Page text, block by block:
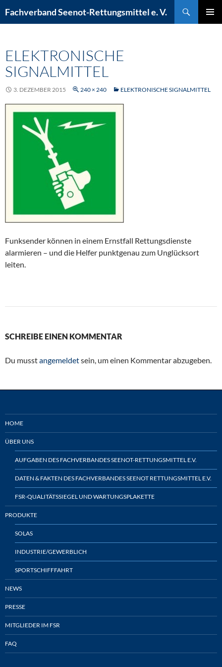
Inhalt
Fachverband Seenot-Rettungsmittel e. V.
ELEKTRONISCHE
SIGNALMITTEL
3. DEZEMBER 2015 240 × 240 ELEKTRONISCHE SIGNALMITTEL
Funksender können in einem Ernstfall Rettungsdienste
alarmieren – und die Helfer punktgenau zum Unglücksort
leiten.
SCHREIBE EINEN KOMMENTAR
Du musstangemeldetsein, um einen Kommentar abzugeben.
HOME
ÜBER UNS
AUFGABEN DES FACHVERBANDES SEENOT-RETTUNGSMITTEL E.V.
DATEN & FAKTEN DES FACHVERBANDES SEENOT RETTUNGSMITTEL E.V.
FSR-QUALITÄTSSIEGEL UND WARTUNGSPLAKETTE
PRODUKTE
SOLAS
INDUSTRIE/GEWERBLICH
SPORTSCHIFFFAHRT
NEWS
PRESSE
MITGLIEDER IM FSR
FAQ